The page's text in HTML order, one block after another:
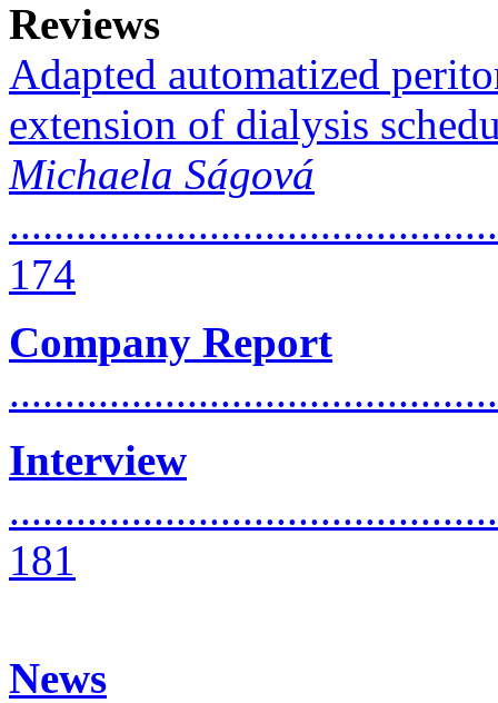
Reviews
Adapted automatized
extension of dialysis
Michaela Ságová
174
Company Report
Interview
181
News